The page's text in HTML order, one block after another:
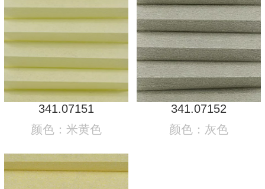
341.07151
颜色：米黄色
341.07152
颜色：灰色